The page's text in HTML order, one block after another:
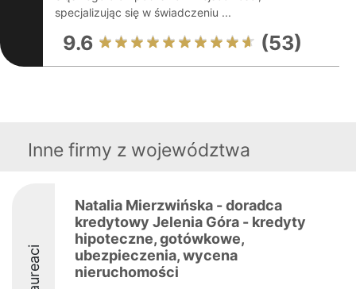
specjalizując się w świadczeniu ...
9.6 (53)
Inne firmy z województwa
Laureaci
Natalia Mierzwińska - doradca
kredytowy Jelenia Góra - kredyty
hipoteczne, gotówkowe,
ubezpieczenia, wycena
nieruchomości